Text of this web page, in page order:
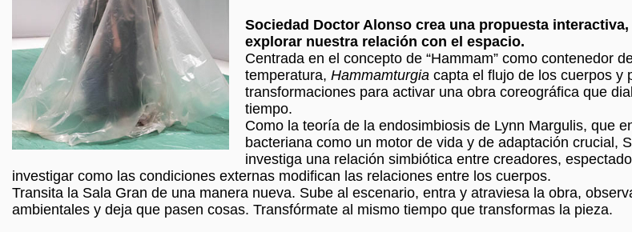
Sociedad Doctor Alonso crea una propuesta
explorar nuestra relación con el espacio.
Centrada en el concepto de “Hammam” como contenedor
temperatura, Hammamturgia capta el flujo de los cuerpos y
transformaciones para activar una obra coreográfica que
tiempo.
Como la teoría de la endosimbiosis de Lynn Margulis, que
bacteriana como un motor de vida y de adaptación crucial,
investiga una relación simbiótica entre creadores,
investigar como las condiciones externas modifican las relaciones entre los cuerpos.
Transita la Sala Gran de una manera nueva. Sube al escenario, entra y atraviesa la obra,
ambientales y deja que pasen cosas. Transfórmate al mismo tiempo que transformas la pieza.